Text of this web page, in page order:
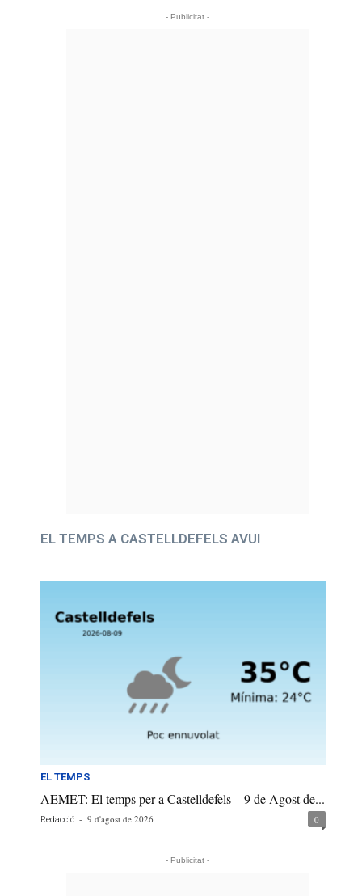
- Publicitat -
EL TEMPS A CASTELLDEFELS AVUI
EL TEMPS
AEMET: El temps per a Castelldefels – 9 de Agost de...
Redacció - 9 d'agost de 2026 0
- Publicitat -